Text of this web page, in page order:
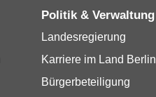
Politik & Verwaltung
Landesregierung
Karriere im Land Berlin
Bürgerbeteiligung